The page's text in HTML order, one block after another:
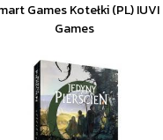
Games Kotełki (PL) IUVI
Games